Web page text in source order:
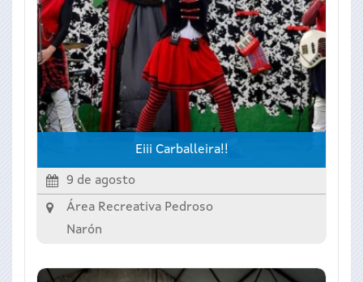
Eiii Carballeira!!
9 de agosto
Área Recreativa Pedroso
Narón